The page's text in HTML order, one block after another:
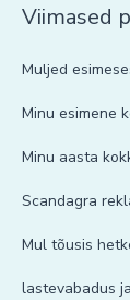
Viimased
Muljed
Minu esimene
Minu aasta
Scandagra
Mul tõusis
lastevabadus